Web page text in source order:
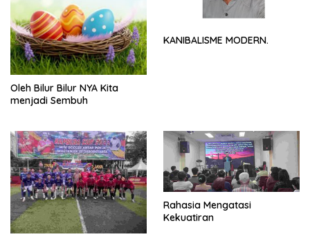
Oleh Bilur Bilur NYA Kita
menjadi Sembuh
KANIBALISME MODERN.
Rahasia Mengatasi
Kekuatiran